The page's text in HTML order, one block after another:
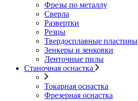
Фрезы по металлу
Сверла
Развертки
Резцы
Твердосплавные пластины
Зенкеры и зенковки
Ленточные пилы
Станочная оснастка
Токарная оснастка
Фрезерная оснастка